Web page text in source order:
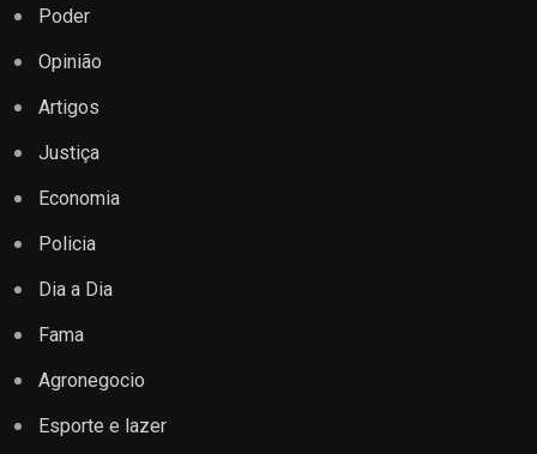
Poder
Opinião
Artigos
Justiça
Economia
Policia
Dia a Dia
Fama
Agronegocio
Esporte e lazer